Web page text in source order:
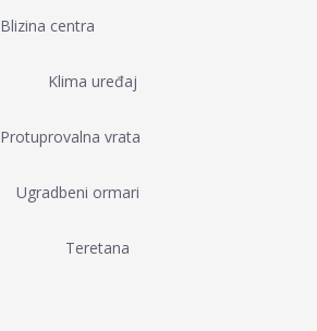
Blizina centra
Klima uređaj
Protuprovalna vrata
Ugradbeni ormari
Teretana